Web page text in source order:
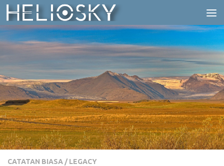
Skip to content
CATATAN BIASA / LEGACY